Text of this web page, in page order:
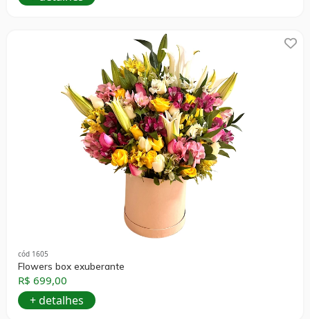
cód 1605
Flowers box exuberante
R$ 699,00
+ detalhes